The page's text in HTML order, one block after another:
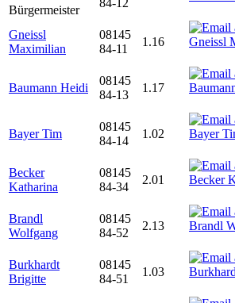
Bürgermeister
84-12
Gneissl
Maximilian
08145
84-11
1.16
Baumann Heidi
08145
84-13
1.17
Bayer Tim
08145
84-14
1.02
Becker
Katharina
08145
84-34
2.01
Brandl
Wolfgang
08145
84-52
2.13
Burkhardt
Brigitte
08145
84-51
1.03